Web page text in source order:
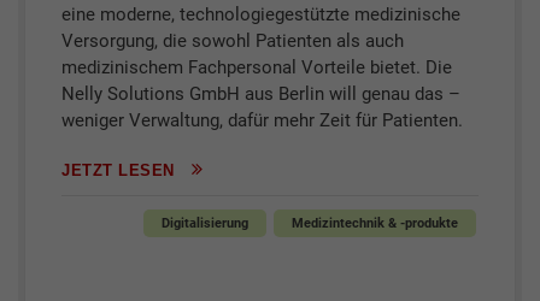
eine moderne, technologiegestützte medizinische
Versorgung, die sowohl Patienten als auch
medizinischem Fachpersonal Vorteile bietet. Die
Nelly Solutions GmbH aus Berlin will genau das –
weniger Verwaltung, dafür mehr Zeit für Patienten.
JETZT LESEN
Digitalisierung Medizintechnik & -produkte